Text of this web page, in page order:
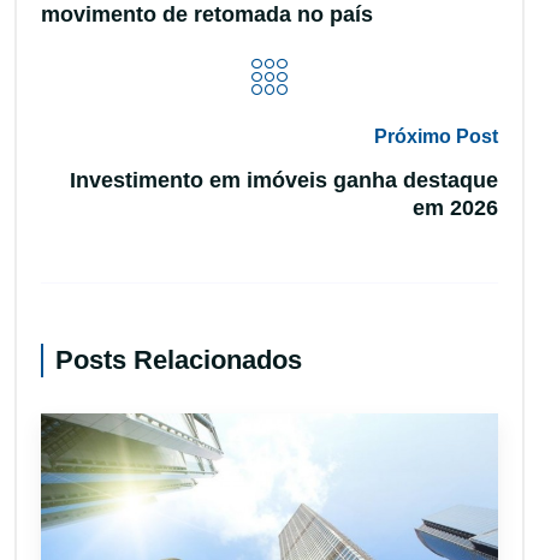
movimento de retomada no país
Próximo Post
Investimento em imóveis ganha destaque
em 2026
Posts Relacionados